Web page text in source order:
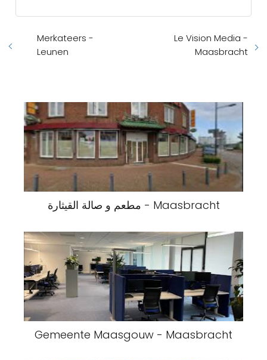
Merkateers -
Leunen
Le Vision Media -
Maasbracht
مطعم و صالة القيثارة - Maasbracht
Gemeente Maasgouw - Maasbracht